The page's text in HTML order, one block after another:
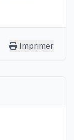
Imprimer